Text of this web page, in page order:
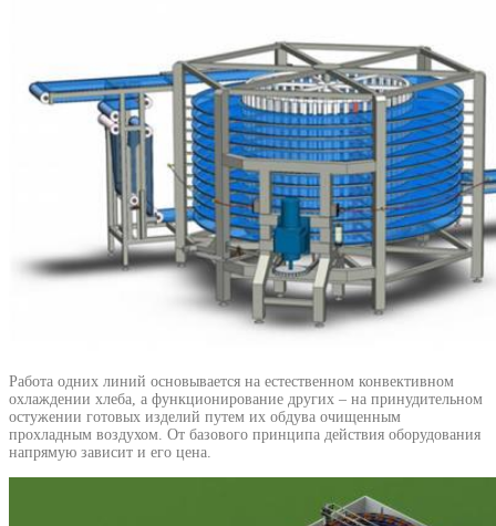
Работа одних линий основывается на естественном конвективном
охлаждении хлеба, а функционирование других – на принудительном
остужении готовых изделий путем их обдува очищенным
прохладным воздухом. От базового принципа действия оборудования
напрямую зависит и его цена.